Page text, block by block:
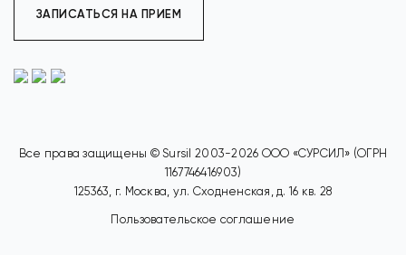
ЗАПИСАТЬСЯ НА ПРИЕМ
Все права защищены © Sursil 2003-2026 ООО «СУРСИЛ» (ОГРН
1167746416903)
125363, г. Москва, ул. Сходненская, д. 16 кв. 28
Пользовательское соглашение